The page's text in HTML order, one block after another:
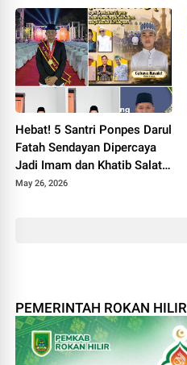
Hebat! 5 Santri Ponpes Darul
Fatah Sendayan Dipercaya
Jadi Imam dan Khatib Salat
Idul Adha 1447 H
May 26, 2026
PEMERINTAH ROKAN HILIR